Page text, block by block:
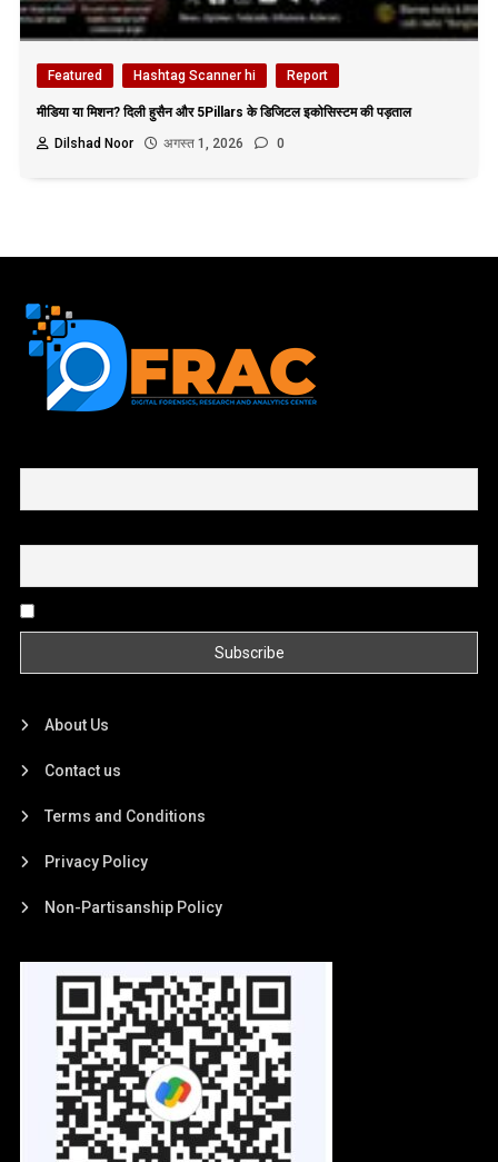
Featured Hashtag Scanner hi Report
मीडिया या मिशन? दिली हुसैन और 5Pillars के डिजिटल इकोसिस्टम की पड़ताल
Dilshad Noor
अगस्त 1, 2026 0
About Us
Contact us
Terms and Conditions
Privacy Policy
Non-Partisanship Policy